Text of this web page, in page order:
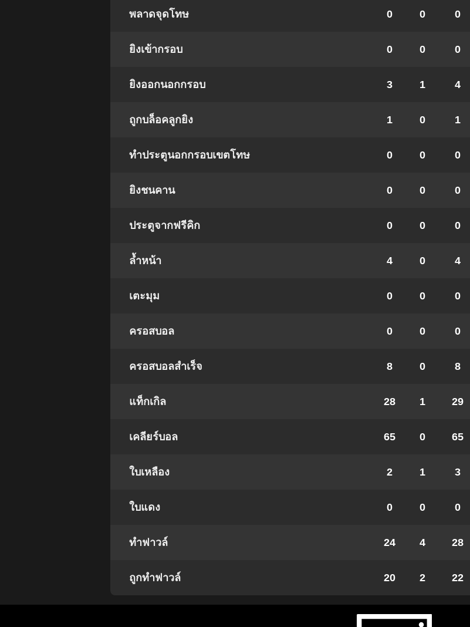
พลาดจุดโทษ 0 0 0
ยิงเข้ากรอบ 0 0 0
ยิงออกนอกกรอบ 3 1 4
ถูกบล็อคลูกยิง 1 0 1
ทำประตูนอกกรอบเขตโทษ 0 0 0
ยิงชนคาน 0 0 0
ประตูจากฟรีคิก 0 0 0
ล้ำหน้า 4 0 4
เตะมุม 0 0 0
ครอสบอล 0 0 0
ครอสบอลสำเร็จ 8 0 8
แท็กเกิล 28 1 29
เคลียร์บอล 65 0 65
ใบเหลือง 2 1 3
ใบแดง 0 0 0
ทำฟาวล์ 24 4 28
ถูกทำฟาวล์ 20 2 22